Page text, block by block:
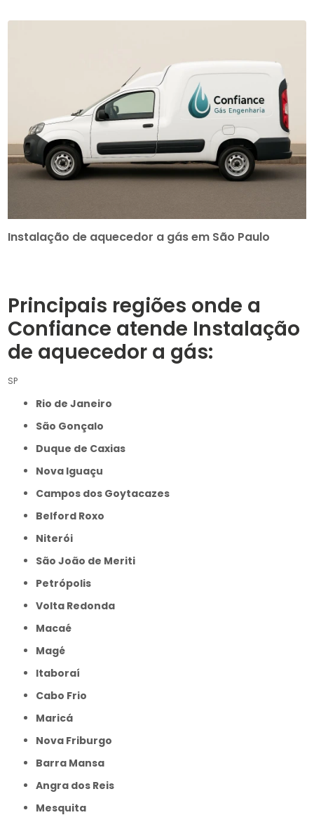
Instalação de aquecedor a gás em São Paulo
Principais regiões onde a
Confiance atende Instalação
de aquecedor a gás:
SP
Rio de Janeiro
São Gonçalo
Duque de Caxias
Nova Iguaçu
Campos dos Goytacazes
Belford Roxo
Niterói
São João de Meriti
Petrópolis
Volta Redonda
Macaé
Magé
Itaboraí
Cabo Frio
Maricá
Nova Friburgo
Barra Mansa
Angra dos Reis
Mesquita